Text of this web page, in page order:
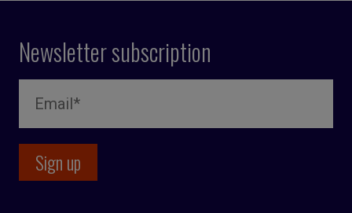
Newsletter subscription